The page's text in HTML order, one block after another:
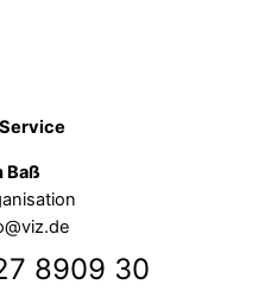
Baß
8909 30